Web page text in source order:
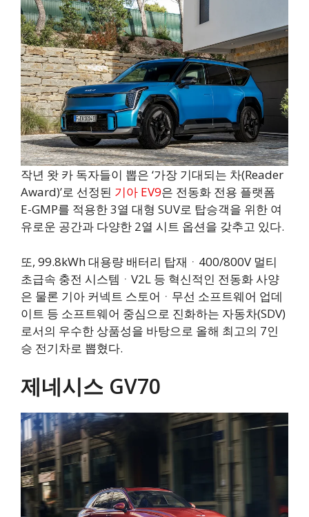
작년 왓 카 독자들이 뽑은 ‘가장 기대되는 차(Reader
Award)’로 선정된 기아 EV9은 전동화 전용 플랫폼
E-GMP를 적용한 3열 대형 SUV로 탑승객을 위한 여
유로운 공간과 다양한 2열 시트 옵션을 갖추고 있다.
또, 99.8kWh 대용량 배터리 탑재ᆞ400/800V 멀티
초급속 충전 시스템ᆞV2L 등 혁신적인 전동화 사양
은 물론 기아 커넥트 스토어ᆞ무선 소프트웨어 업데
이트 등 소프트웨어 중심으로 진화하는 자동차(SDV)
로서의 우수한 상품성을 바탕으로 올해 최고의 7인
승 전기차로 뽑혔다.
제네시스 GV70